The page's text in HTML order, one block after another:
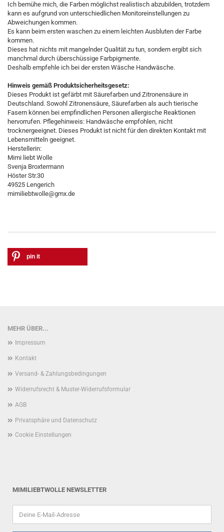
Ich bemühe mich, die Farben möglichst realistisch abzubilden, trotzdem
kann es aufgrund von unterschiedlichen Monitoreinstellungen zu
Abweichungen kommen.
Es kann beim ersten waschen zu einem leichten Ausbluten der Farbe
kommen.
Dieses hat nichts mit mangelnder Qualität zu tun, sondern ergibt sich
manchmal durch überschüssige Farbpigmente.
Deshalb empfehle ich bei der ersten Wäsche Handwäsche.
Hinweis gemäß Produktsicherheitsgesetz:
Dieses Produkt ist gefärbt mit Säurefarben und Zitronensäure in
Deutschland. Sowohl Zitronensäure, Säurefarben als auch tierische
Fasern können bei empfindlichen Personen allergische Reaktionen
hervorrufen. Pflegehinweis: Handwäsche empfohlen, nicht
trocknergeeignet. Dieses Produkt ist nicht für den direkten Kontakt mit
Lebensmitteln geeignet.
Herstellerin:
Mimi liebt Wolle
Svenja Broxtermann
Höster Str.30
49525 Lengerich
mimiliebtwolle@gmx.de
pin it
MEHR ÜBER...
Impressum
Kontakt
Versand- & Zahlungsbedingungen
Widerrufsrecht & Muster-Widerrufsformular
AGB
Privatsphäre und Datenschutz
Cookie Einstellungen
MIMILIEBTWOLLE NEWSLETTER